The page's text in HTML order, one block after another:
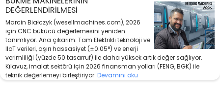
DEĞERLENDIRILMESI
Marcin Białczyk (wesellmachines.com), 2026
için CNC bükücü değerlemesini yeniden
tanımlıyor. Ana çıkarım: Tam Elektrikli teknoloji ve
IIoT verileri, aşırı hassasiyet (±0.05°) ve enerji
verimliliği (yüzde 50 tasarruf) ile daha yüksek artık değer sağlıyor.
Kılavuz, imalat sektörü için 2026 finansman yolları (FENG, BGK) ile
teknik değerlemeyi birleştiriyor. Devamını oku